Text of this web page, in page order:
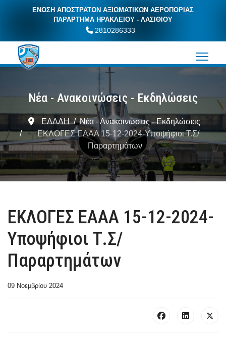
ΕΝΩΣΗ ΑΠΟΣΤΡΑΤΩΝ ΑΞΙΩΜΑΤΙΚΩΝ ΑΕΡΟΠΟΡΙΑΣ
ΠΑΡΑΡΤΗΜΑ ΗΡΑΚΛΕΙΟΥ - ΛΑΣΙΘΙΟΥ
2810286333
Νέα - Ανακοινώσεις - Εκδηλώσεις
ΕΑΑΑΗ
Νέα - Ανακοινώσεις - Εκδηλώσεις
ΕΚΛΟΓΕΣ ΕΑΑΑ 15-12-2024-Υποψήφιοι Τ.Σ/
Παραρτημάτων
ΕΚΛΟΓΕΣ ΕΑΑΑ 15-12-2024-
Υποψήφιοι Τ.Σ/
Παραρτημάτων
09 Νοεμβρίου 2024